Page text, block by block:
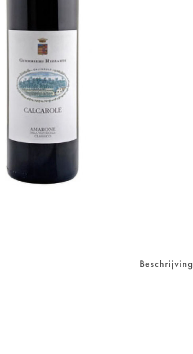
Beschrijving